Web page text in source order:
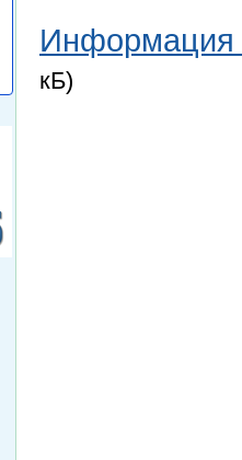
Информация
кБ)